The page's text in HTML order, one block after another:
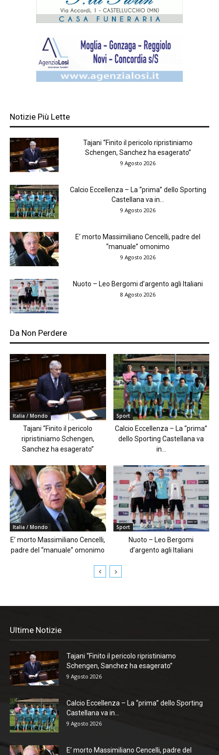
Notizie Più Lette
Tajani “Finito il pericolo ripristiniamo
Schengen, Sanchez ha esagerato”
9 Agosto 2026
Calcio Eccellenza – La “prima” dello Sporting
Castellana va in...
9 Agosto 2026
E’ morto Massimiliano Cencelli, padre del
“manuale” omonimo
9 Agosto 2026
Nuoto – Leo Bergomi d’argento agli Italiani
8 Agosto 2026
Da Non Perdere
Italia / Mondo
Tajani “Finito il pericolo
ripristiniamo Schengen,
Sanchez ha esagerato”
Sport
Calcio Eccellenza – La “prima”
dello Sporting Castellana va
in...
Italia / Mondo
E’ morto Massimiliano Cencelli,
padre del “manuale” omonimo
Sport
Nuoto – Leo Bergomi
d’argento agli Italiani
Ultime Notizie
Tajani “Finito il pericolo ripristiniamo
Schengen, Sanchez ha esagerato”
9 Agosto 2026
Calcio Eccellenza – La “prima” dello Sporting
Castellana va in...
9 Agosto 2026
E’ morto Massimiliano Cencelli, padre del